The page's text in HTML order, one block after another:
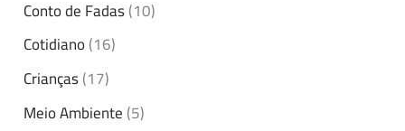
Conto de Fadas(10)
Cotidiano(16)
Crianças(17)
Meio Ambiente(5)